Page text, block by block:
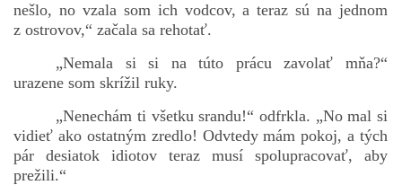
nešlo, no vzala som ich vodcov, a teraz sú na jednom
z ostrovov,“ začala sa rehotať.
„Nemala si si na túto prácu zavolať mňa?“
urazene som skrížil ruky.
„Nenechám ti všetku srandu!“ odfrkla. „No mal si
vidieť ako ostatným zredlo! Odvtedy mám pokoj, a tých
pár desiatok idiotov teraz musí spolupracovať, aby
prežili.“